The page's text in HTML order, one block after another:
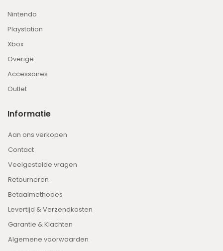
Nintendo
Playstation
Xbox
Overige
Accessoires
Outlet
Informatie
Aan ons verkopen
Contact
Veelgestelde vragen
Retourneren
Betaalmethodes
Levertijd & Verzendkosten
Garantie & Klachten
Algemene voorwaarden